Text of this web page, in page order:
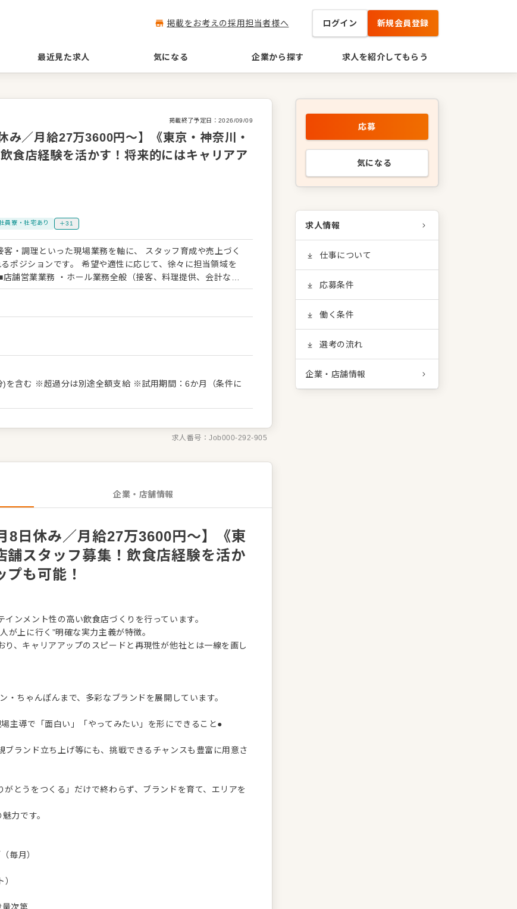
掲載をお考えの採用担当者様へ ログイン 新規会員登録
最近見た求人 気になる 企業から探す 求人を紹介してもらう
掲載終了予定日： 2026/09/09
／月給27万3600円～】《東京・神奈川・
食店経験を活かす！将来的にはキャリアア
員寮・社宅あり ＋31
ポジションです。 希望や適性に応じて、徐々に担当領域を
理、盛り付け） ・清掃・衛生管理の徹底 ・お客様の声を活
、発注業務 ・SNS更新やイベント企画などの店舗プロモー
の声を大切にしながら、 「また来
続けたいと思える職場」を目指して、 スタッフと一緒に改
は別途全額支給 ※試用期間：6か月（条件に
求人番号：Job000-292-905
企業・店舗情報
日休み／月給27万3600円～】《東
舗スタッフ募集！飲食店経験を活か
も可能！
ンメント性の高い飲食店づくりを行っています。
が上に行く”明確な実力主義が特徴。
、キャリアアップのスピードと再現性が他社とは一線を画し
・ちゃんぽんまで、多彩なブランドを展開しています。
主導で「面白い」「やってみたい」を形にできること●
ランド立ち上げ等にも、挑戦できるチャンスも豊富に用意さ
がとうをつくる」だけで終わらず、ブランドを育て、エリアを
力です。
毎月）
応募
気になる
求人情報
仕事について
応募条件
働く条件
選考の流れ
企業・店舗情報